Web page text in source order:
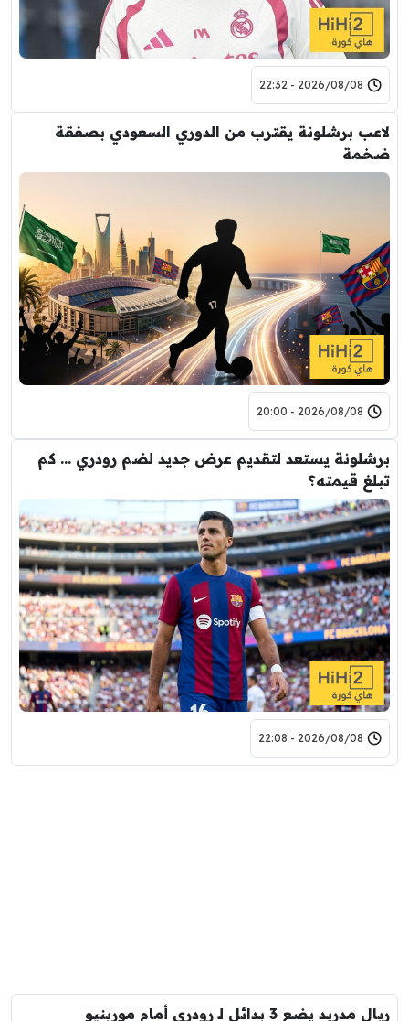
2026/08/08 - 22:32
لاعب برشلونة يقترب من الدوري السعودي بصفقة
ضخمة
2026/08/08 - 20:00
برشلونة يستعد لتقديم عرض جديد لضم رودري … كم
تبلغ قيمته؟
2026/08/08 - 22:08
ريال مدريد يضع 3 بدائل لـ رودري أمام مورينيو